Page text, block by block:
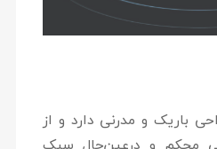
باریک و مدرنی دارد و از